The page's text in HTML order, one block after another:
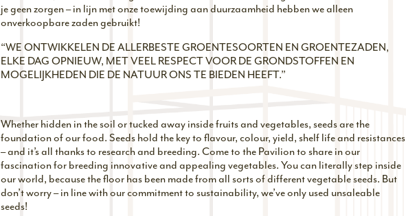
je geen zorgen – in lijn met onze toewijding aan duurzaamheid hebben we alleen
onverkoopbare zaden gebruikt!
“WE ONTWIKKELEN DE ALLERBESTE GROENTESOORTEN EN GROENTEZADEN,
ELKE DAG OPNIEUW, MET VEEL RESPECT VOOR DE GRONDSTOFFEN EN
MOGELIJKHEDEN DIE DE NATUUR ONS TE BIEDEN HEEFT.”
Whether hidden in the soil or tucked away inside fruits and vegetables, seeds are the
foundation of our food. Seeds hold the key to flavour, colour, yield, shelf life and resistances
– and it’s all thanks to research and breeding. Come to the Pavilion to share in our
fascination for breeding innovative and appealing vegetables. You can literally step inside
our world, because the floor has been made from all sorts of different vegetable seeds. But
don’t worry – in line with our commitment to sustainability, we’ve only used unsaleable
seeds!